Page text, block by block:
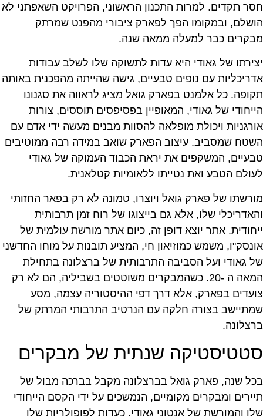
חסר תקדים. למרות התכנון הראשוני, הפרויקט השאפתני לא
הושלם, ובמקומו הפך לפארק ציבורי מהפנט שמרתק
מבקרים כבר למעלה ממאה שנה.
יצירתו של גאודי היא עדות לתשוקה שלו לשלב עבודות
אדריכליות עם נופים טבעיים, גישה שהייתה מהפכנית באותה
תקופה. כל אלמנט בפארק גואל מציג לראווה את סגנונו
הייחודי של גאודי, המאופיין בפסיפסים תוססים, צורות
אורגניות ויכולת מופלאה להסוות מבנים מעשה ידי אדם עם
השטח שמסביב. עיצוב הפארק שואב במידה רבה ממוטיבים
טבעיים, המשקפים את יראת הכבוד העמוקה של גאודי
לעולם הטבע ואת נטייתו ללאומיות קטלאנית.
מורשתו של פארק גואל ויוצרו, טמונה לא רק בפאר החזותי
והאדריכלי שלו, אלא גם בייצוגו של רוח זמן תרבותית
ייחודית. אתר יוצא דופן זה, כיום אתר מורשת עולמית של
אונסק"ו, משמש כמוזיאון חי, המציע תובנות על מוחו החדשני
של גאודי ועל הסביבה התרבותית של ברצלונה בתחילת
המאה ה -20. כשהמבקרים משוטטים בשביליה, הם לא רק
צועדים בפארק, אלא דרך דפי ההיסטוריה עצמה, מסע
שמתיישב בצורה חלקה עם הנרטיב התרבותי המרתק של
ברצלונה.
סטטיסטיקה שנתית של מבקרים
בכל שנה, פארק גואל בברצלונה מקבל בברכה מבול של
תיירים ומבקרים מקומיים, הנמשכים על ידי הקסם הייחודי
שלו והמורשת של אנטוני גאודי. כעדות לפופולריות שלו